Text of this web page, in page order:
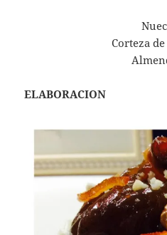
Corteza
ELABORACION